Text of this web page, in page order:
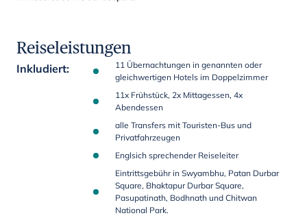
Reiseleistungen
Inkludiert:
11 Übernachtungen in genannten oder
gleichwertigen Hotels im Doppelzimmer
11x Frühstück, 2x Mittagessen, 4x
Abendessen
alle Transfers mit Touristen-Bus und
Privatfahrzeugen
Englsich sprechender Reiseleiter
Eintrittsgebühr in Swyambhu, Patan Durbar
Square, Bhaktapur Durbar Square,
Pasupatinath, Bodhnath und Chitwan
National Park.